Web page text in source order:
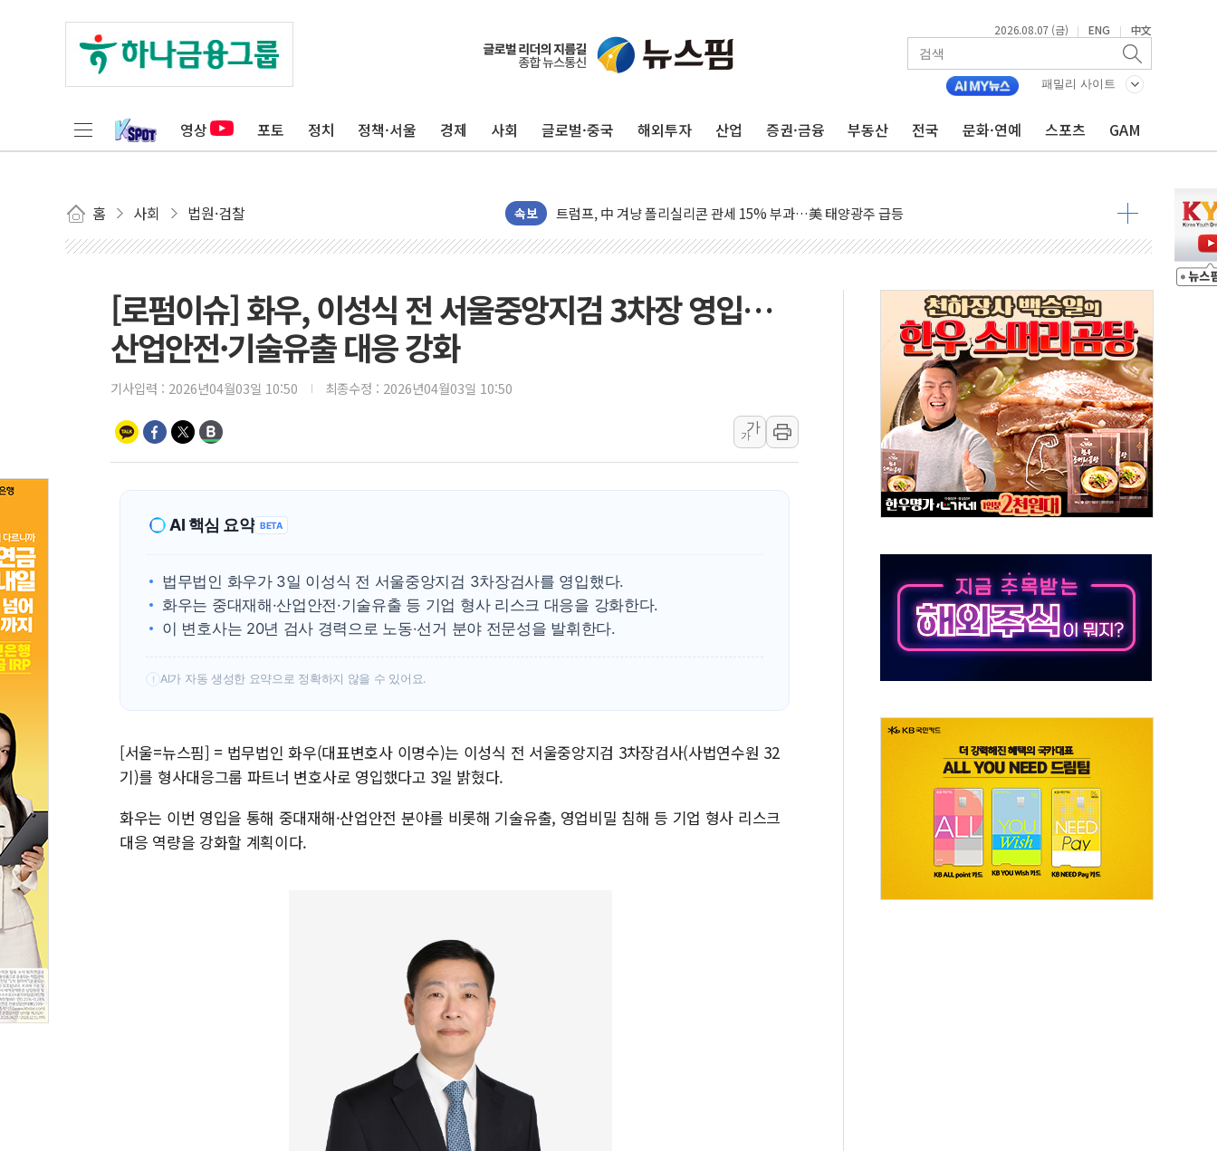
2026.08.07 (금) | ENG | 中文
패밀리 사이트
영상 포토 정치 정책·서울 경제 사회 글로벌·중국 해외투자 산업 증권·금융 부동산 전국 문화·연예 스포츠 GAM
홈 사회 법원·검찰 속보
보훈부, 미 DPAA와 MOU… "6·25 미군 실종자 7359명 끝까지 찾겠다"
특정 정치인 측근 포항시 정책특보 내정설...포항시 '시끌'
李 "해남 태양광, 대한민국 다음 100년 밑거름…수도권 집중 완화 전환점"
트럼프, 中 겨냥 폴리실리콘 관세 15% 부과…美 태양광주 급등
[사진] 빈살만과 에르도안의 만남
남동발전, 해남군에 국내 최대 규모 400MW 태양광 착공…여의도 1.6배 규모
[인도증시] 중동 불안 속 유가 상승에 소폭 하락...금융주 낙폭 커
폭염 누그러지고 가뭄 숙지나...경북동해안권 8~9일 최대 100mm 호우
사우디·튀르키예·파키스탄, '공동방위협정' 체결… 수니파 국가들의 새 안보 협력 구도
신길동 신축도 3.3㎡당 7250만원…써밋 클라비온 59㎡ 18억원대
용산공원·그린벨트로 또 충돌…반복되는 국토부-서울시 '정책 엇박자'
[AI 부동산 투데이] 특공 전략도 '극과 극'…생애최초만 경쟁 치열
[코인시황] 비트코인 6만4000달러대 횡보…고래·ETF 매수에도 고유가·금리·입법 지연 '삼중 부담'
후티 반군, 예멘 정부군과 사우디 동시 공격… 위기 고조되는 또 다른 중동 화약고
[로펌이슈] 화우, 이성식 전 서울중앙지검 3차장 영입…
산업안전·기술유출 대응 강화
기사입력 : 2026년04월03일 10:50 최종수정 : 2026년04월03일 10:50
가
가
AI 핵심 요약 BETA
법무법인 화우가 3일 이성식 전 서울중앙지검 3차장검사를 영입했다.
화우는 중대재해·산업안전·기술유출 등 기업 형사 리스크 대응을 강화한다.
이 변호사는 20년 검사 경력으로 노동·선거 분야 전문성을 발휘한다.
! AI가 자동 생성한 요약으로 정확하지 않을 수 있어요.
[서울=뉴스핌] = 법무법인 화우(대표변호사 이명수)는 이성식 전 서울중앙지검 3차장검사(사법연수원 32
기)를 형사대응그룹 파트너 변호사로 영입했다고 3일 밝혔다.
화우는 이번 영입을 통해 중대재해·산업안전 분야를 비롯해 기술유출, 영업비밀 침해 등 기업 형사 리스크
대응 역량을 강화할 계획이다.